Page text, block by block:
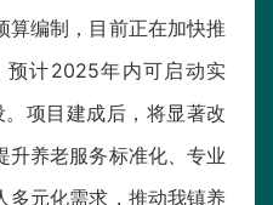
算编制，目前正在加快推
预计2025年内可启动实
项目建成后，将显著改
升养老服务标准化、专业
多元化需求，推动我镇养